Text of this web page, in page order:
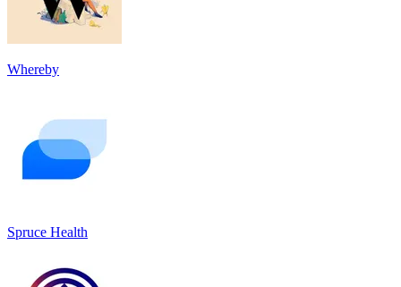
Whereby
Spruce Health